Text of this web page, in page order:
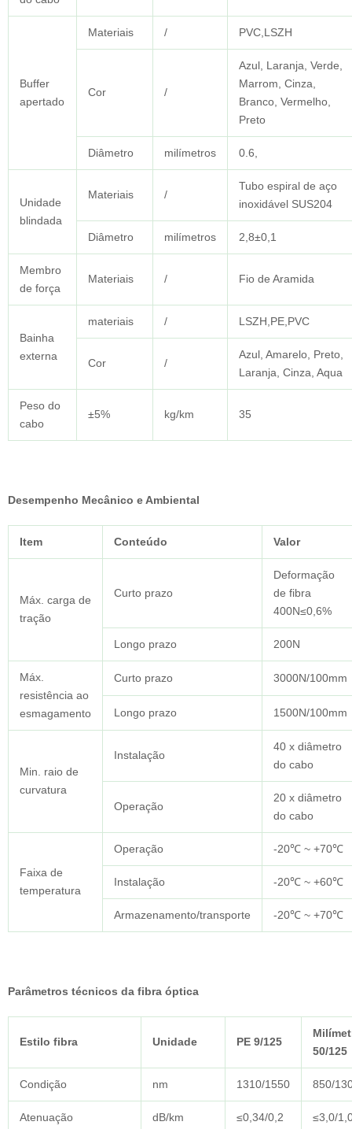
Buffer
apertado
Materiais / PVC,LSZH
Cor /
Azul, Laranja, Verde,
Marrom, Cinza,
Branco, Vermelho,
Preto
Diâmetro milímetros 0.6,
Unidade
blindada
Materiais /
Tubo espiral de aço
inoxidável SUS204
Diâmetro milímetros 2,8±0,1
Membro
de força
Materiais / Fio de Aramida
Bainha
externa
materiais / LSZH,PE,PVC
Cor /
Azul, Amarelo, Preto,
Laranja, Cinza, Aqua
Peso do
cabo
±5% kg/km 35
Desempenho Mecânico e Ambiental
Item Conteúdo Valor
Máx. carga de
tração
Curto prazo
Deformação
de fibra
400N≤0,6%
Longo prazo 200N
Máx.
resistência ao
esmagamento
Curto prazo 3000N/100mm
Longo prazo 1500N/100mm
Min. raio de
curvatura
Instalação
40 x diâmetro
do cabo
Operação
20 x diâmetro
do cabo
Faixa de
temperatura
Operação -20℃ ~ +70℃
Instalação -20℃ ~ +60℃
Armazenamento/transporte -20℃ ~ +70℃
Parâmetros técnicos da fibra óptica
Estilo fibra Unidade PE 9/125
50/125
Condição nm 1310/1550 850/
Atenuação dB/km ≤0,34/0,2 ≤3,0/